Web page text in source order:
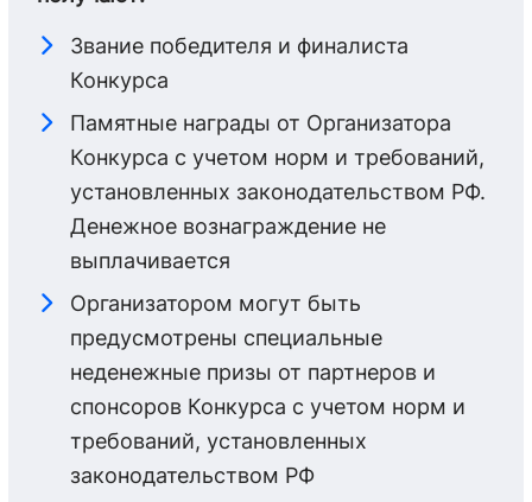
Звание победителя и финалиста
Конкурса
Памятные награды от Организатора
Конкурса с учетом норм и требований,
установленных законодательством РФ.
Денежное вознаграждение не
выплачивается
Организатором могут быть
предусмотрены специальные
неденежные призы от партнеров и
спонсоров Конкурса с учетом норм и
требований, установленных
законодательством РФ